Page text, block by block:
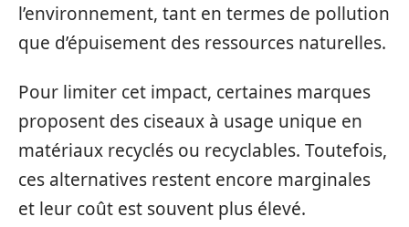
l’environnement, tant en termes de pollution
que d’épuisement des ressources naturelles.
Pour limiter cet impact, certaines marques
proposent des ciseaux à usage unique en
matériaux recyclés ou recyclables. Toutefois,
ces alternatives restent encore marginales
et leur coût est souvent plus élevé.